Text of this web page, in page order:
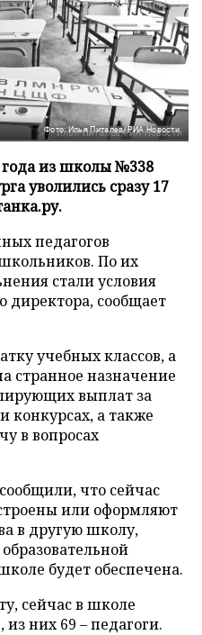
Фото: Илья Питалев/РИА Новости
из школы №338
уволились сразу 17
педагогов
По их
стали условия
директора, сообщает
учебных классов, а
странное назначение
выплат за
конкурсах, а также
в вопросах
что сейчас
или оформляют
в другую школу,
будет обеспечена.
сейчас в школе
них 69 – педагоги.